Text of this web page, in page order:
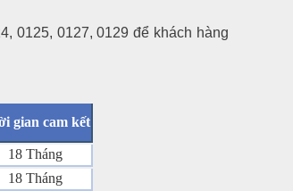
0125, 0127, 0129 để khách hàng
gian cam kết
18 Tháng
18 Tháng